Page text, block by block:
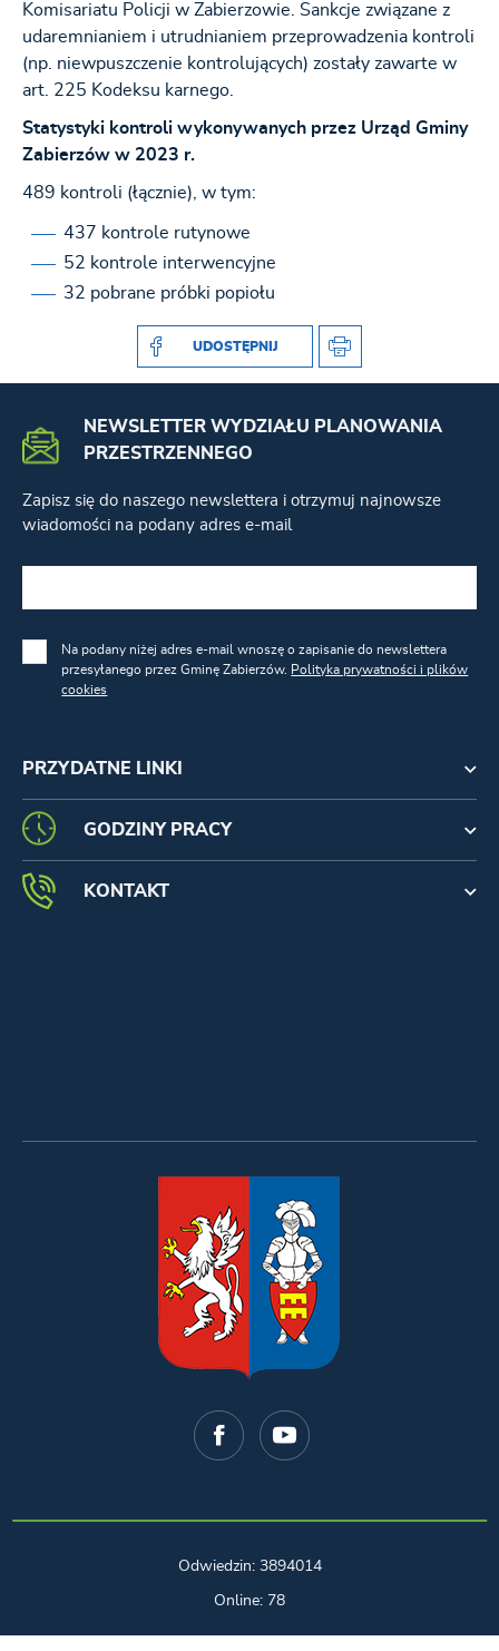
Komisariatu Policji w Zabierzowie. Sankcje związane z
udaremnianiem i utrudnianiem przeprowadzenia kontroli
(np. niewpuszczenie kontrolujących) zostały zawarte w
art. 225 Kodeksu karnego.
Statystyki kontroli wykonywanych przez Urząd Gminy
Zabierzów w 2023 r.
489 kontroli (łącznie), w tym:
437 kontrole rutynowe
52 kontrole interwencyjne
32 pobrane próbki popiołu
UDOSTĘPNIJ
PRZYDATNE LINKI
NEWSLETTER WYDZIAŁU PLANOWANIA
PRZESTRZENNEGO
Zapisz się do naszego newslettera i otrzymuj najnowsze
wiadomości na podany adres e-mail
Na podany niżej adres e-mail wnoszę o zapisanie do newslettera
przesyłanego przez Gminę Zabierzów. Polityka prywatności i plików
cookies
GODZINY PRACY
KONTAKT
Odwiedzin: 3894014
Online: 78